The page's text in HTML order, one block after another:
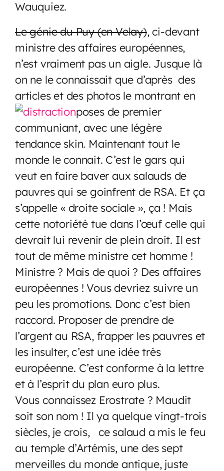
Wauquiez.
Le génie du Puy (en Velay), ci-devant
ministre des affaires européennes,
n’est vraiment pas un aigle. Jusque là
on ne le connaissait que d’après des
articles et des photos le montrant en
poses de premier
communiant, avec une légère
tendance skin. Maintenant tout le
monde le connait. C’est le gars qui
veut en faire baver aux salauds de
pauvres qui se goinfrent de RSA. Et ça
s’appelle « droite sociale », ça ! Mais
cette notoriété tue dans l’œuf celle qui
devrait lui revenir de plein droit. Il est
tout de même ministre cet homme !
Ministre ? Mais de quoi ? Des affaires
européennes ! Vous devriez suivre un
peu les promotions. Donc c’est bien
raccord. Proposer de prendre de
l’argent au RSA, frapper les pauvres et
les insulter, c’est une idée très
européenne. C’est conforme à la lettre
et à l’esprit du plan euro plus.
Vous connaissez Erostrate ? Maudit
soit son nom ! Il ya quelque vingt-trois
siècles, je crois, ce salaud a mis le feu
au temple d’Artémis, une des sept
merveilles du monde antique, juste